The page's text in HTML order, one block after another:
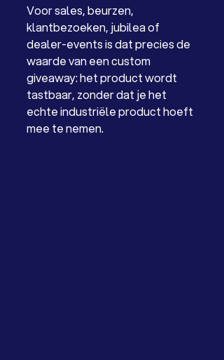
Voor sales, beurzen,
klantbezoeken, jubilea of
dealer-events is dat precies de
waarde van een custom
giveaway: het product wordt
tastbaar, zonder dat je het
echte industriële product hoeft
mee te nemen.